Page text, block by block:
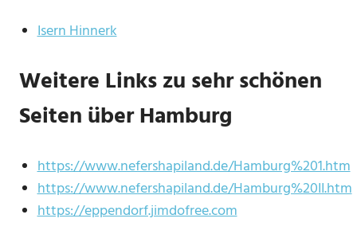
Isern Hinnerk
Weitere Links zu sehr schönen
Seiten über Hamburg
https://www.nefershapiland.de/Hamburg%201.htm
https://www.nefershapiland.de/Hamburg%20II.htm
https://eppendorf.jimdofree.com